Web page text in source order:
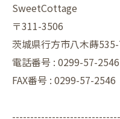
SweetCottage
〒311-3506
茨城県行方市八木蒔
電話番号 : 0299-57-2546
FAX番号 : 0299-57-2546